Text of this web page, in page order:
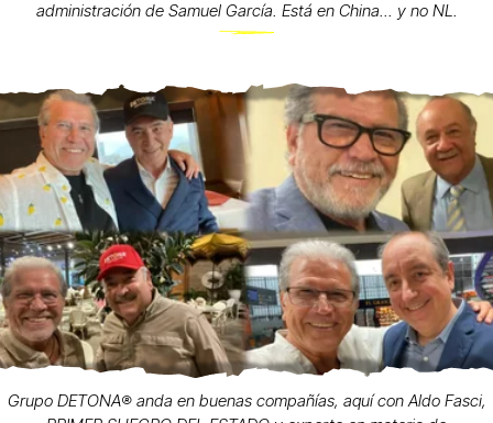
administración de Samuel García. Está en China... y no NL.
Grupo DETONA®️ anda en buenas compañías, aquí con Aldo Fasci,